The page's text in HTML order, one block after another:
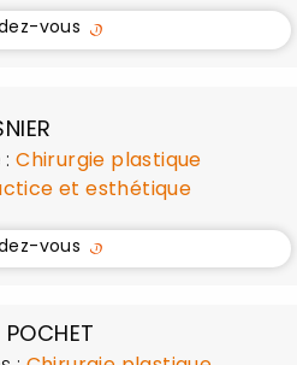
vous
:Chirurgie plastique
et esthétique
vous